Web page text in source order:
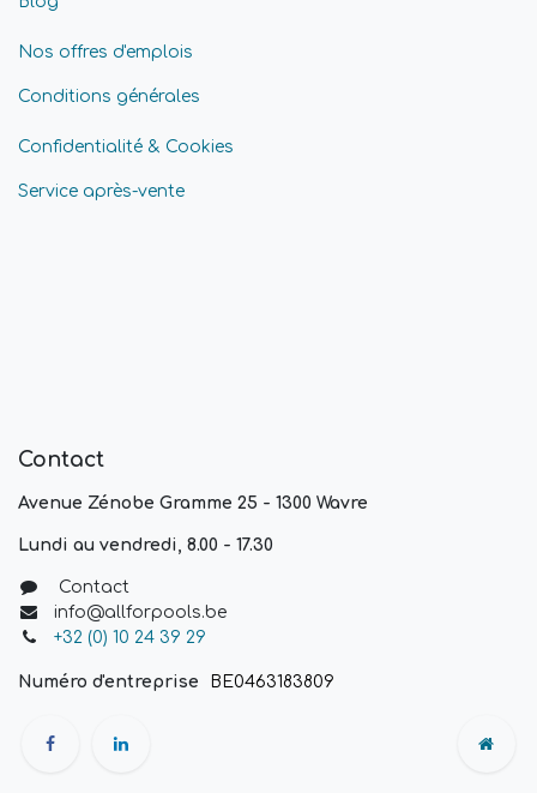
Nos offres d'emplois
Conditions générales
Confidentialité & Cookies
Service après-vente
Contact
Avenue Zénobe Gramme 25 - 1300 Wavre
Lundi au vendredi, 8.00 - 17.30
Contact
info@allforpools.be
+32 (0) 10 24 39 29
Numéro d'entreprise BE0463183809